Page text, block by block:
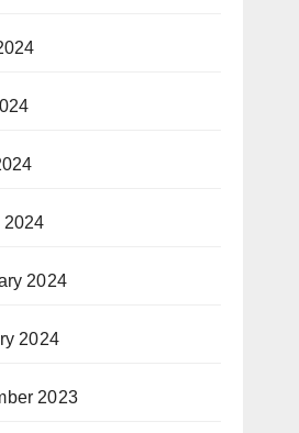
2024
2024
2024
2023